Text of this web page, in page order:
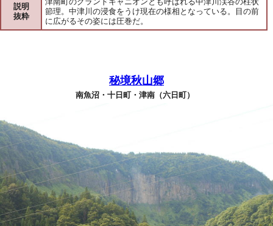
説明
抜粋
節理。中津川の浸食をうけ現在の様相となっている。目の前
に広がるその姿には圧巻だ。
秘境秋山郷
南魚沼・十日町・津南（六日町）